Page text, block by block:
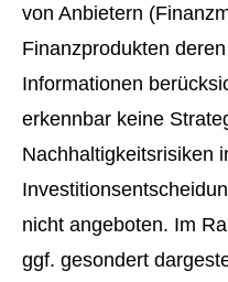
von Anbietern
Finanzprodukten
Informationen
erkennbar keine
Nachhaltigkeitsrisiken
nicht angeboten. Im
ggf. gesondert